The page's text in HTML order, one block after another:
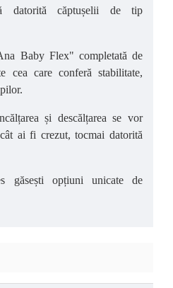
datorită căptușelii de tip
Baby Flex" completată de
cea care conferă stabilitate,
și descălțarea se vor
ai fi crezut, tocmai datorită
găsești opțiuni unicate de